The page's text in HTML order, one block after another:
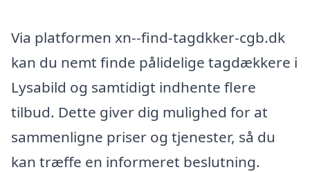
Via platformen xn--find-tagdkker-cgb.dk
kan du nemt finde pålidelige tagdækkere i
Lysabild og samtidigt indhente flere
tilbud. Dette giver dig mulighed for at
sammenligne priser og tjenester, så du
kan træffe en informeret beslutning.